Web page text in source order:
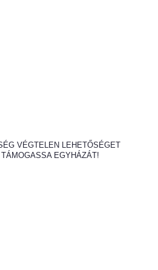
VÉGTELEN LEHETŐSÉGET
EGYHÁZÁT!